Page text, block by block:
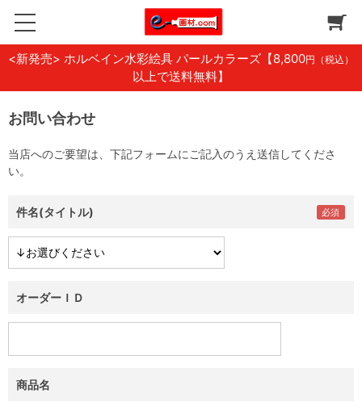
<新発売> ホルベイン水彩絵具 パールカラーズ 【8,800円（税込）
以上で送料無料】
お問い合わせ
当店へのご要望は、下記フォームにご記入のうえ送信してくださ
い。
件名(タイトル)
オーダーＩＤ
商品名